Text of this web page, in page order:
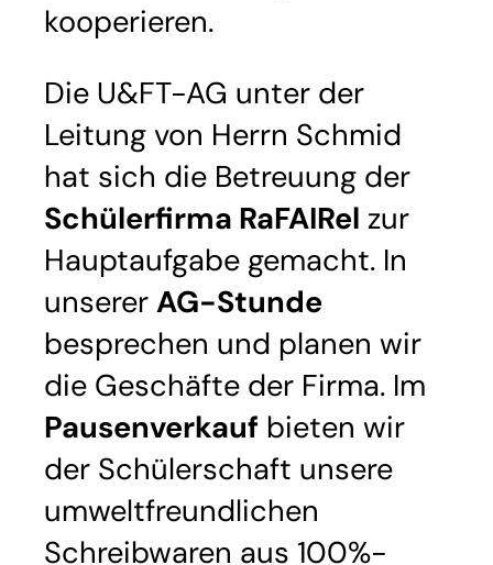
kooperieren.
Die U&FT-AG unter der
Leitung von Herrn Schmid
hat sich die Betreuung der
Schülerfirma RaFAIRel zur
Hauptaufgabe gemacht. In
unserer AG-Stunde
besprechen und planen wir
die Geschäfte der Firma. Im
Pausenverkauf bieten wir
der Schülerschaft unsere
umweltfreundlichen
Schreibwaren aus 100%-